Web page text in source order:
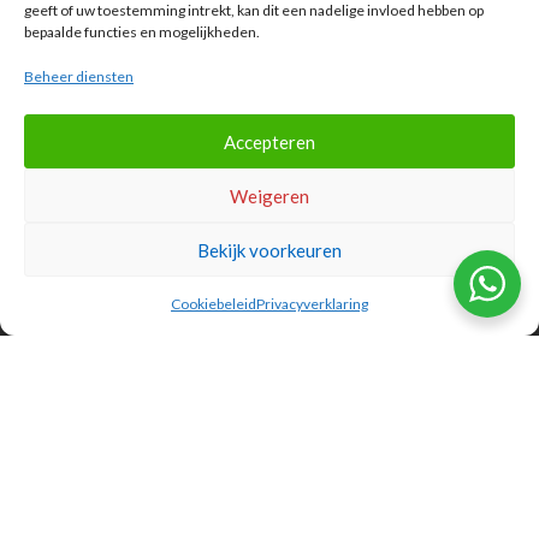
geeft of uw toestemming intrekt, kan dit een nadelige invloed hebben op
bepaalde functies en mogelijkheden.
Beheer diensten
Accepteren
Weigeren
Bekijk voorkeuren
CookiebeleidPrivacyverklaring
Klaas Frisohof 20
07.30 - 21.00
07.30 - 21.00
07.30 - 21.00